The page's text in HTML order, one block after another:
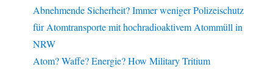
Abnehmende Sicherheit? Immer weniger Polizeischutz
für Atomtransporte mit hochradioaktivem Atommüll in
NRW
Atom? Waffe? Energie? How Military Tritium